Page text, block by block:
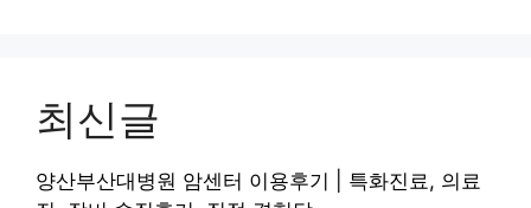
최신글
양산부산대병원 암센터 이용후기 | 특화진료, 의료